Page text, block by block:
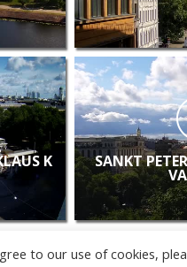
K SANKT
to our use of cookies,